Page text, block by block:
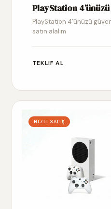
PlayStation 4’ünüzü
PlayStation 4’ünüzü
satın alalım
TEKLIF AL
HIZLI SATIŞ